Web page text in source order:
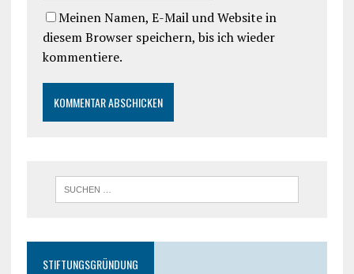
Meinen Namen, E-Mail und Website in
diesem Browser speichern, bis ich wieder
kommentiere.
STIFTUNGSGRÜNDUNG